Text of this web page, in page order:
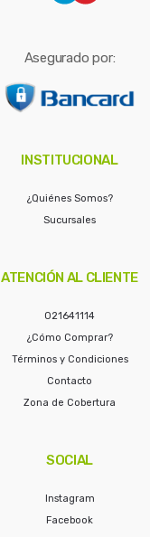
Asegurado por:
INSTITUCIONAL
¿Quiénes Somos?
Sucursales
ATENCIÓN AL CLIENTE
021641114
¿Cómo Comprar?
Términos y Condiciones
Contacto
Zona de Cobertura
SOCIAL
Instagram
Facebook